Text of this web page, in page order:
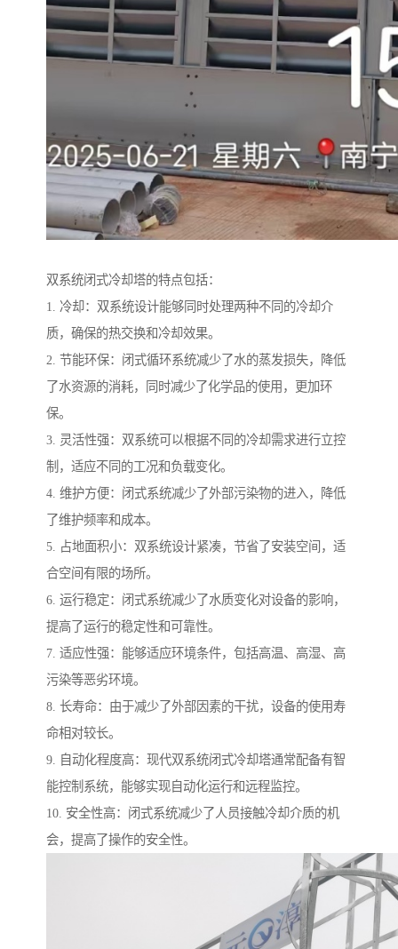
双系统闭式冷却塔的特点包括：
1. 冷却：双系统设计能够同时处理两种不同的冷却介
质，确保的热交换和冷却效果。
2. 节能环保：闭式循环系统减少了水的蒸发损失，降低
了水资源的消耗，同时减少了化学品的使用，更加环
保。
3. 灵活性强：双系统可以根据不同的冷却需求进行立控
制，适应不同的工况和负载变化。
4. 维护方便：闭式系统减少了外部污染物的进入，降低
了维护频率和成本。
5. 占地面积小：双系统设计紧凑，节省了安装空间，适
合空间有限的场所。
6. 运行稳定：闭式系统减少了水质变化对设备的影响，
提高了运行的稳定性和可靠性。
7. 适应性强：能够适应环境条件，包括高温、高湿、高
污染等恶劣环境。
8. 长寿命：由于减少了外部因素的干扰，设备的使用寿
命相对较长。
9. 自动化程度高：现代双系统闭式冷却塔通常配备有智
能控制系统，能够实现自动化运行和远程监控。
10. 安全性高：闭式系统减少了人员接触冷却介质的机
会，提高了操作的安全性。